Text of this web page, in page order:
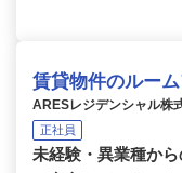
賃貸物件のルー
ARESレジデンシャル株
正社員
未経験・異業種か